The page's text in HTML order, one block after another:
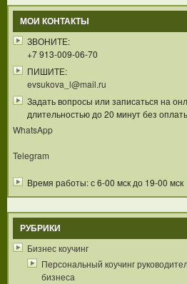
МОИ КОНТАКТЫ
ЗВОНИТЕ:
+7 913-009-06-70
ПИШИТЕ:
evsukova_l@mail.ru
Задать вопросы или записаться на
длительностью до 20 минут без
WhatsApp
Telegram
Время работы: с 6-00 мск до 19-00 мск
РУБРИКИ
Бизнес коучинг
Персональный коучинг
бизнеса